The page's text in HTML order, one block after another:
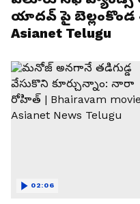
యాదవ్ పై బెల్లంకొండ
Asianet Telugu
02:06